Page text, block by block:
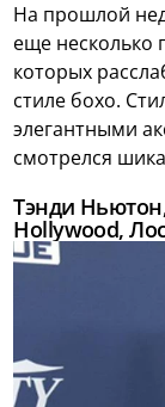
На прошлой
еще несколько
которых
стиле бохо.
элегантными
смотрелся
Тэнди
Hollywood,